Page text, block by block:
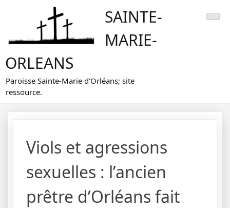
SAINTE-
MARIE-
ORLEANS
Paroisse Sainte-Marie d'Orléans; site
ressource.
Viols et agressions
sexuelles : l’ancien
prêtre d’Orléans fait